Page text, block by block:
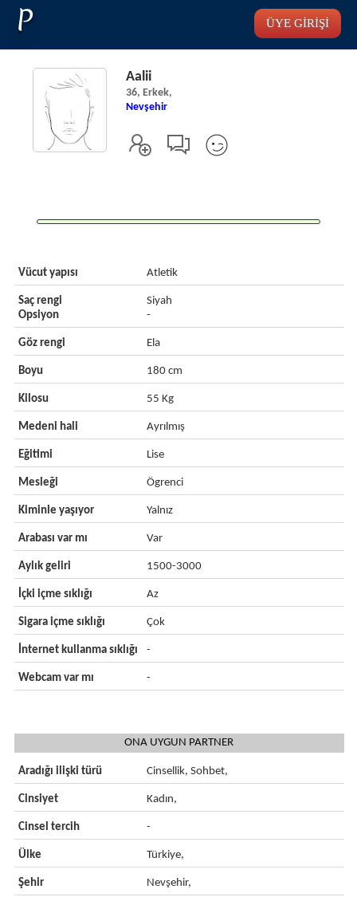
P ÜYE GİRİŞİ
Aalii
36, Erkek,
Nevşehir
Vücut yapısı Atletik
Saç rengi
Opsiyon
Siyah
-
Göz rengi Ela
Boyu 180 cm
Kilosu 55 Kg
Medeni hali Ayrılmış
Eğitimi Lise
Mesleği Ögrenci
Kiminle yaşıyor Yalnız
Arabası var mı Var
Aylık geliri 1500-3000
İçki içme sıklığı Az
Sigara içme sıklığı Çok
İnternet kullanma sıklığı -
Webcam var mı -
ONA UYGUN PARTNER
Aradığı ilişki türü Cinsellik, Sohbet,
Cinsiyet Kadın,
Cinsel tercih -
Ülke Türkiye,
Şehir Nevşehir,